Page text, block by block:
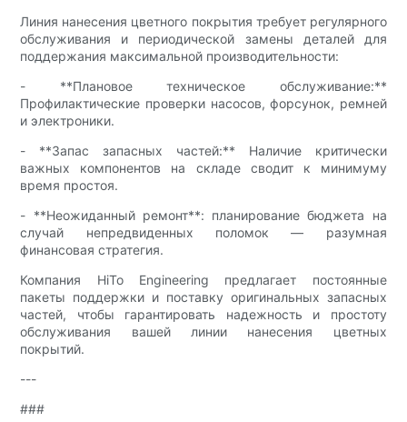
Линия нанесения цветного покрытия требует регулярного
обслуживания и периодической замены деталей для
поддержания максимальной производительности:
- **Плановое техническое обслуживание:**
Профилактические проверки насосов, форсунок, ремней
и электроники.
- **Запас запасных частей:** Наличие критически
важных компонентов на складе сводит к минимуму
время простоя.
- **Неожиданный ремонт**: планирование бюджета на
случай непредвиденных поломок — разумная
финансовая стратегия.
Компания HiTo Engineering предлагает постоянные
пакеты поддержки и поставку оригинальных запасных
частей, чтобы гарантировать надежность и простоту
обслуживания вашей линии нанесения цветных
покрытий.
---
###